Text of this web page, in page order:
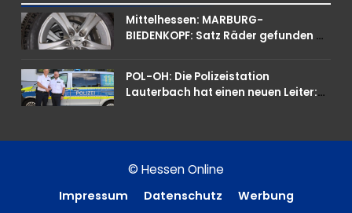
Mittelhessen: MARBURG-
BIEDENKOPF: Satz Räder gefunden –
POL-OH: Die Polizeistation
Lauterbach hat einen neuen Leiter:
© Hessen Online
Impressum Datenschutz Werbung